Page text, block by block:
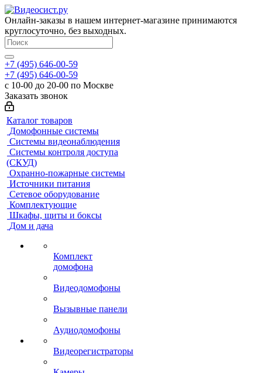
Онлайн-заказы в нашем интернет-магазине принимаются
круглосуточно, без выходных.
+7 (495) 646-00-59
+7 (495) 646-00-59
с 10-00 до 20-00 по Москве
Заказать звонок
Каталог товаров
Домофонные системы
Системы видеонаблюдения
Системы контроля доступа
(СКУД)
Охранно-пожарные системы
Источники питания
Сетевое оборудование
Комплектующие
Шкафы, щиты и боксы
Дом и дача
Комплект
домофона
Видеодомофоны
Вызывные панели
Аудиодомофоны
Видеорегистраторы